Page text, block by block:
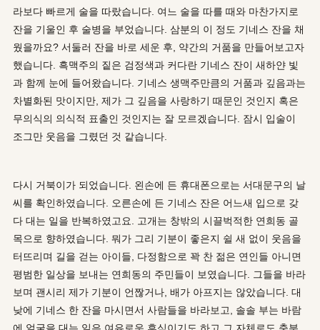
라보다 빠르게 술을 따랐습니다. 여느 술을 따를 때와 마찬가지로
잔을 기울인 후 술병을 부었습니다. 삼분의 이 정도 기네스 잔을 채
웠을까요? 서둘러 잔을 바로 세운 후, 약간의 거품을 만들어보고자
했습니다. 흑맥주의 짙은 검정색과 커다란 기네스 잔이 새하얀 빛
과 함께 눈에 들어왔습니다. 기네스 생맥주만큼의 거품과 깊음과는
차별화된 맛이지만, 제가 그 깊음을 사랑하기 때문인 것인지 혹은
무의식의 의식적 표출인 것인지는 잘 모르겠습니다. 잠시 입술이
조그만 웃음을 그렸던 것 같습니다.
다시 거북이가 되었습니다. 왼손에 든 휴대폰으로는 서대문구의 날
씨를 확인하였습니다. 오른손에 든 기네스 잔은 어느새 입으로 갖
다 대는 일을 반복하였고요. 고개는 창밖의 시끌벅적한 연희동 골
목으로 향하였습니다. 뭐가 그리 기분이 좋은지 쉴 새 없이 웃음을
터뜨리며 길을 걷는 아이들, 다정함으로 꽉 찬 젊은 연인들 아니면
평범한 일상을 보내는 연희동의 주민들이 보였습니다. 그들을 바라
보며 괜시리 제가 기분이 언짢거나, 배가 아프지는 않았습니다. 대
낮에 기네스 한 잔을 마시면서 사람들을 바라보고, 솔솔 부는 바람